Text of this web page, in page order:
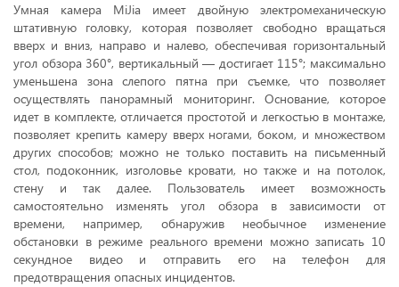
Умная камера MiJia имеет двойную электромеханическую
штативную головку, которая позволяет свободно вращаться
вверх и вниз, направо и налево, обеспечивая горизонтальный
угол обзора 360°, вертикальный — достигает 115°; максимально
уменьшена зона слепого пятна при съемке, что позволяет
осуществлять панорамный мониторинг. Основание, которое
идет в комплекте, отличается простотой и легкостью в монтаже,
позволяет крепить камеру вверх ногами, боком, и множеством
других способов; можно не только поставить на письменный
стол, подоконник, изголовье кровати, но также и на потолок,
стену и так далее. Пользователь имеет возможность
самостоятельно изменять угол обзора в зависимости от
времени, например, обнаружив необычное изменение
обстановки в режиме реального времени можно записать 10
секундное видео и отправить его на телефон для
предотвращения опасных инцидентов.